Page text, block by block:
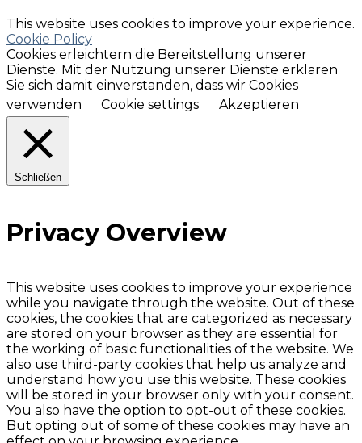
This website uses cookies to improve your experience.
Cookie Policy
Cookies erleichtern die Bereitstellung unserer
Dienste. Mit der Nutzung unserer Dienste erklären
Sie sich damit einverstanden, dass wir Cookies
verwenden
Cookie settings Akzeptieren
Schließen
Privacy Overview
This website uses cookies to improve your experience
while you navigate through the website. Out of these
cookies, the cookies that are categorized as necessary
are stored on your browser as they are essential for
the working of basic functionalities of the website. We
also use third-party cookies that help us analyze and
understand how you use this website. These cookies
will be stored in your browser only with your consent.
You also have the option to opt-out of these cookies.
But opting out of some of these cookies may have an